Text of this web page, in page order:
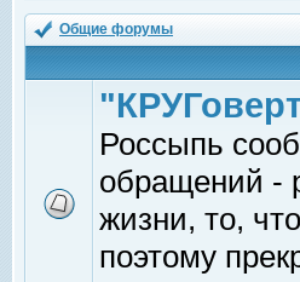
Общие форумы
Россыпь
обращений -
жизни, то,
поэтому